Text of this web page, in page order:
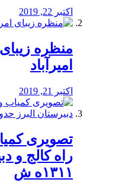
اکتبر 22, 2019
منظره‌‌
امیرآباد
اکتبر 21, 2019
️تصویری
راه كالج و
۱۳۱۱ه ش